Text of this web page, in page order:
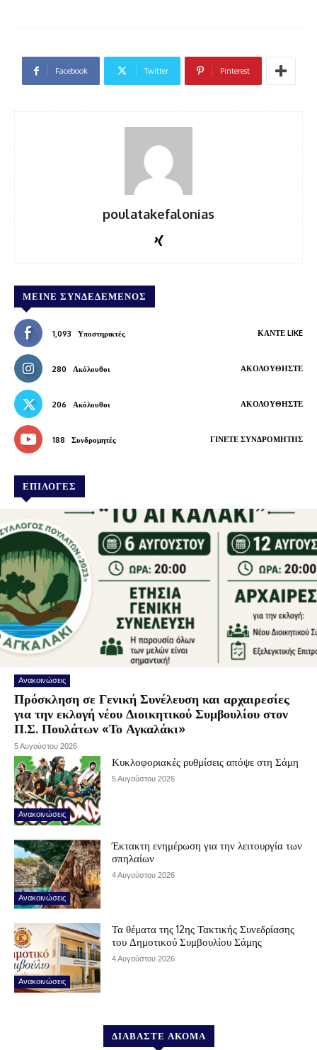
Facebook Twitter Pinterest
poulatakefalonias
ΜΕΊΝΕ ΣΥΝΔΕΔΕΜΈΝΟΣ
1,093 Υποστηρικτές ΚΆΝΤΕ LIKE
280 Ακόλουθοι ΑΚΟΛΟΥΘΉΣΤΕ
206 Ακόλουθοι ΑΚΟΛΟΥΘΉΣΤΕ
188 Συνδρομητές ΓΊΝΕΤΕ ΣΥΝΔΡΟΜΗΤΉΣ
ΕΠΙΛΟΓΕΣ
Ανακοινώσεις
Πρόσκληση σε Γενική Συνέλευση και αρχαιρεσίες
για την εκλογή νέου Διοικητικού Συμβουλίου στον
Π.Σ. Πουλάτων «Το Αγκαλάκι»
5 Αυγούστου 2026
Ανακοινώσεις
Κυκλοφοριακές ρυθμίσεις απόψε στη Σάμη
5 Αυγούστου 2026
Ανακοινώσεις
Έκτακτη ενημέρωση για την λειτουργία των
σπηλαίων
4 Αυγούστου 2026
Ανακοινώσεις
Τα θέματα της 12ης Τακτικής Συνεδρίασης
του Δημοτικού Συμβουλίου Σάμης
4 Αυγούστου 2026
ΔΙΑΒΑΣΤΕ ΑΚΟΜΑ